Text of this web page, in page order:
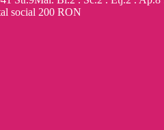
social 200 RON